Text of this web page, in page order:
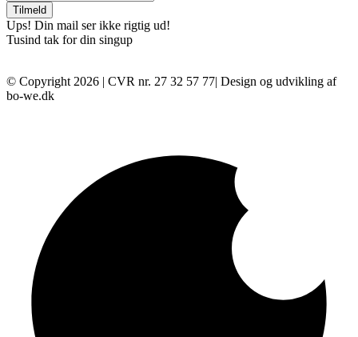
Ups! Din mail ser ikke rigtig ud!
Tusind tak for din singup
© Copyright 2026 | CVR nr. 27 32 57 77| Design og udvikling af
bo-we.dk